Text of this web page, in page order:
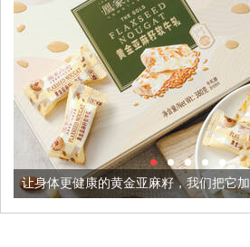
黄金亚麻籽，我们把它加到了牛轧糖里